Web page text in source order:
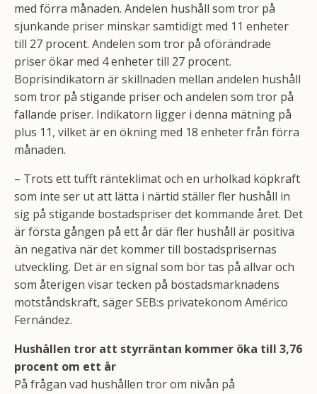
med förra månaden. Andelen hushåll som tror på
sjunkande priser minskar samtidigt med 11 enheter
till 27 procent. Andelen som tror på oförändrade
priser ökar med 4 enheter till 27 procent.
Boprisindikatorn är skillnaden mellan andelen hushåll
som tror på stigande priser och andelen som tror på
fallande priser. Indikatorn ligger i denna mätning på
plus 11, vilket är en ökning med 18 enheter från förra
månaden.
– Trots ett tufft ränteklimat och en urholkad köpkraft
som inte ser ut att lätta i närtid ställer fler hushåll in
sig på stigande bostadspriser det kommande året. Det
är första gången på ett år där fler hushåll är positiva
än negativa när det kommer till bostadsprisernas
utveckling. Det är en signal som bör tas på allvar och
som återigen visar tecken på bostadsmarknadens
motståndskraft, säger SEB:s privatekonom Américo
Fernández.
Hushållen tror att styrräntan kommer öka till 3,76
procent om ett år
På frågan vad hushållen tror om nivån på